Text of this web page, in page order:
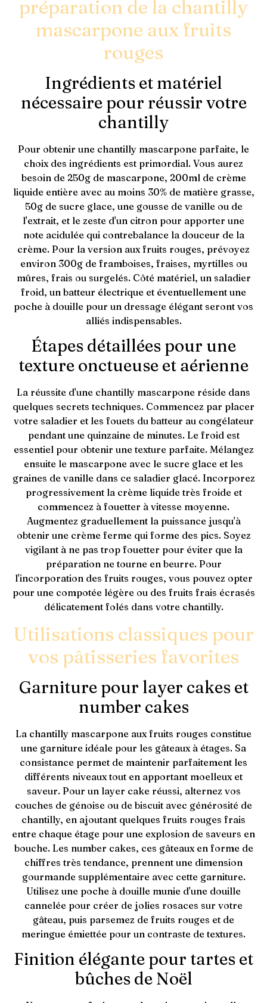
préparation de la chantilly
mascarpone aux fruits
rouges
Ingrédients et matériel
nécessaire pour réussir votre
chantilly
Pour obtenir une chantilly mascarpone parfaite, le
choix des ingrédients est primordial. Vous aurez
besoin de 250g de mascarpone, 200ml de crème
liquide entière avec au moins 30% de matière grasse,
50g de sucre glace, une gousse de vanille ou de
l'extrait, et le zeste d'un citron pour apporter une
note acidulée qui contrebalance la douceur de la
crème. Pour la version aux fruits rouges, prévoyez
environ 300g de framboises, fraises, myrtilles ou
mûres, frais ou surgelés. Côté matériel, un saladier
froid, un batteur électrique et éventuellement une
poche à douille pour un dressage élégant seront vos
alliés indispensables.
Étapes détaillées pour une
texture onctueuse et aérienne
La réussite d'une chantilly mascarpone réside dans
quelques secrets techniques. Commencez par placer
votre saladier et les fouets du batteur au congélateur
pendant une quinzaine de minutes. Le froid est
essentiel pour obtenir une texture parfaite. Mélangez
ensuite le mascarpone avec le sucre glace et les
graines de vanille dans ce saladier glacé. Incorporez
progressivement la crème liquide très froide et
commencez à fouetter à vitesse moyenne.
Augmentez graduellement la puissance jusqu'à
obtenir une crème ferme qui forme des pics. Soyez
vigilant à ne pas trop fouetter pour éviter que la
préparation ne tourne en beurre. Pour
l'incorporation des fruits rouges, vous pouvez opter
pour une compotée légère ou des fruits frais écrasés
délicatement folés dans votre chantilly.
Utilisations classiques pour
vos pâtisseries favorites
Garniture pour layer cakes et
number cakes
La chantilly mascarpone aux fruits rouges constitue
une garniture idéale pour les gâteaux à étages. Sa
consistance permet de maintenir parfaitement les
différents niveaux tout en apportant moelleux et
saveur. Pour un layer cake réussi, alternez vos
couches de génoise ou de biscuit avec générosité de
chantilly, en ajoutant quelques fruits rouges frais
entre chaque étage pour une explosion de saveurs en
bouche. Les number cakes, ces gâteaux en forme de
chiffres très tendance, prennent une dimension
gourmande supplémentaire avec cette garniture.
Utilisez une poche à douille munie d'une douille
cannelée pour créer de jolies rosaces sur votre
gâteau, puis parsemez de fruits rouges et de
meringue émiettée pour un contraste de textures.
Finition élégante pour tartes et
bûches de Noël